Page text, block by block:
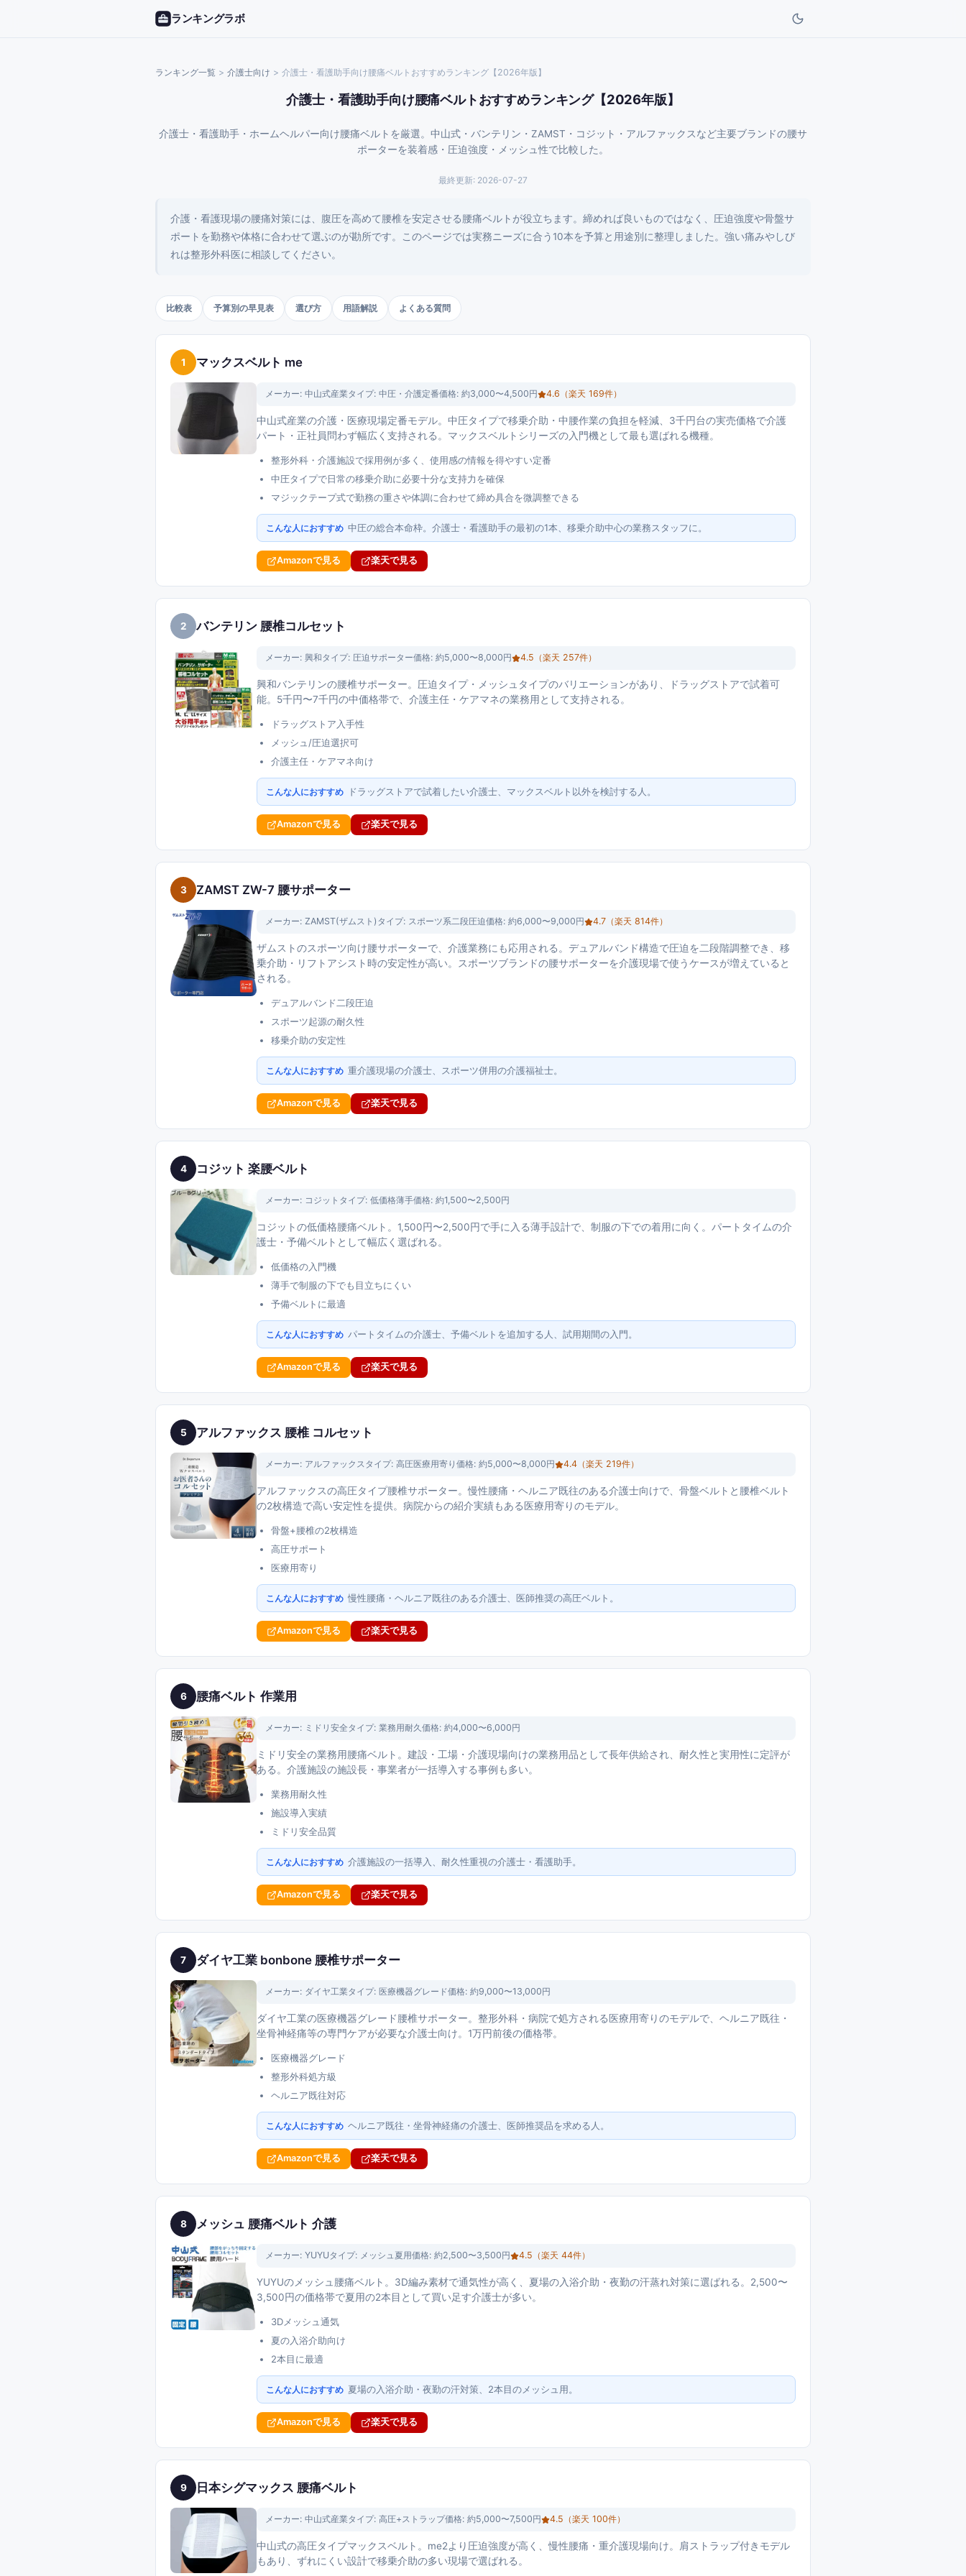
ランキングラボ
ランキング一覧 > 介護士向け > 介護士・看護助手向け腰痛ベルトおすすめランキング【2026年版】
介護士・看護助手向け腰痛ベルトおすすめランキング【2026年版】
介護士・看護助手・ホームヘルパー向け腰痛ベルトを厳選。中山式・バンテリン・ZAMST・コジット・アルファックスなど主要ブランドの腰サ
ポーターを装着感・圧迫強度・メッシュ性で比較した。
最終更新: 2026-07-27
介護・看護現場の腰痛対策には、腹圧を高めて腰椎を安定させる腰痛ベルトが役立ちます。締めれば良いものではなく、圧迫強度や骨盤サ
ポートを勤務や体格に合わせて選ぶのが勘所です。このページでは実務ニーズに合う10本を予算と用途別に整理しました。強い痛みやしび
れは整形外科医に相談してください。
比較表 予算別の早見表 選び方 用語解説 よくある質問
1 マックスベルト me
メーカー: 中山式産業タイプ: 中圧・介護定番価格: 約3,000〜4,500円 4.6 （楽天 169件）
中山式産業の介護・医療現場定番モデル。中圧タイプで移乗介助・中腰作業の負担を軽減、3千円台の実売価格で介護
パート・正社員問わず幅広く支持される。マックスベルトシリーズの入門機として最も選ばれる機種。
整形外科・介護施設で採用例が多く、使用感の情報を得やすい定番
中圧タイプで日常の移乗介助に必要十分な支持力を確保
マジックテープ式で勤務の重さや体調に合わせて締め具合を微調整できる
こんな人におすすめ 中圧の総合本命枠。介護士・看護助手の最初の1本、移乗介助中心の業務スタッフに。
Amazonで見る 楽天で見る
2 バンテリン 腰椎コルセット
メーカー: 興和タイプ: 圧迫サポーター価格: 約5,000〜8,000円 4.5 （楽天 257件）
興和バンテリンの腰椎サポーター。圧迫タイプ・メッシュタイプのバリエーションがあり、ドラッグストアで試着可
能。5千円〜7千円の中価格帯で、介護主任・ケアマネの業務用として支持される。
ドラッグストア入手性
メッシュ/圧迫選択可
介護主任・ケアマネ向け
こんな人におすすめ ドラッグストアで試着したい介護士、マックスベルト以外を検討する人。
Amazonで見る 楽天で見る
3 ZAMST ZW-7 腰サポーター
メーカー: ZAMST(ザムスト) タイプ: スポーツ系二段圧迫価格: 約6,000〜9,000円 4.7 （楽天 814件）
ザムストのスポーツ向け腰サポーターで、介護業務にも応用される。デュアルバンド構造で圧迫を二段階調整でき、移
乗介助・リフトアシスト時の安定性が高い。スポーツブランドの腰サポーターを介護現場で使うケースが増えていると
される。
デュアルバンド二段圧迫
スポーツ起源の耐久性
移乗介助の安定性
こんな人におすすめ 重介護現場の介護士、スポーツ併用の介護福祉士。
Amazonで見る 楽天で見る
4 コジット 楽腰ベルト
メーカー: コジット タイプ: 低価格薄手価格: 約1,500〜2,500円
コジットの低価格腰痛ベルト。1,500円〜2,500円で手に入る薄手設計で、制服の下での着用に向く。パートタイムの介
護士・予備ベルトとして幅広く選ばれる。
低価格の入門機
薄手で制服の下でも目立ちにくい
予備ベルトに最適
こんな人におすすめ パートタイムの介護士、予備ベルトを追加する人、試用期間の入門。
Amazonで見る 楽天で見る
5 アルファックス 腰椎 コルセット
メーカー: アルファックスタイプ: 高圧医療用寄り 価格: 約5,000〜8,000円 4.4 （楽天 219件）
アルファックスの高圧タイプ腰椎サポーター。慢性腰痛・ヘルニア既往のある介護士向けで、骨盤ベルトと腰椎ベルト
の2枚構造で高い安定性を提供。病院からの紹介実績もある医療用寄りのモデル。
骨盤+腰椎の2枚構造
高圧サポート
医療用寄り
こんな人におすすめ 慢性腰痛・ヘルニア既往のある介護士、医師推奨の高圧ベルト。
Amazonで見る 楽天で見る
6 腰痛ベルト 作業用
メーカー: ミドリ安全タイプ: 業務用耐久価格: 約4,000〜6,000円
ミドリ安全の業務用腰痛ベルト。建設・工場・介護現場向けの業務用品として長年供給され、耐久性と実用性に定評が
ある。介護施設の施設長・事業者が一括導入する事例も多い。
業務用耐久性
施設導入実績
ミドリ安全品質
こんな人におすすめ 介護施設の一括導入、耐久性重視の介護士・看護助手。
Amazonで見る 楽天で見る
7 ダイヤ工業 bonbone 腰椎サポーター
メーカー: ダイヤ工業タイプ: 医療機器グレード価格: 約9,000〜13,000円
ダイヤ工業の医療機器グレード腰椎サポーター。整形外科・病院で処方される医療用寄りのモデルで、ヘルニア既往・
坐骨神経痛等の専門ケアが必要な介護士向け。1万円前後の価格帯。
医療機器グレード
整形外科処方級
ヘルニア既往対応
こんな人におすすめ ヘルニア既往・坐骨神経痛の介護士、医師推奨品を求める人。
Amazonで見る 楽天で見る
8 メッシュ 腰痛ベルト 介護
メーカー: YUYUタイプ: メッシュ夏用価格: 約2,500〜3,500円 4.5 （楽天 44件）
YUYUのメッシュ腰痛ベルト。3D編み素材で通気性が高く、夏場の入浴介助・夜勤の汗蒸れ対策に選ばれる。2,500〜
3,500円の価格帯で夏用の2本目として買い足す介護士が多い。
3Dメッシュ通気
夏の入浴介助向け
2本目に最適
こんな人におすすめ 夏場の入浴介助・夜勤の汗対策、2本目のメッシュ用。
Amazonで見る 楽天で見る
9 日本シグマックス 腰痛ベルト
メーカー: 中山式産業タイプ: 高圧+ストラップ価格: 約5,000〜7,500円 4.5 （楽天 100件）
中山式の高圧タイプマックスベルト。me2より圧迫強度が高く、慢性腰痛・重介護現場向け。肩ストラップ付きモデル
もあり、ずれにくい設計で移乗介助の多い現場で選ばれる。